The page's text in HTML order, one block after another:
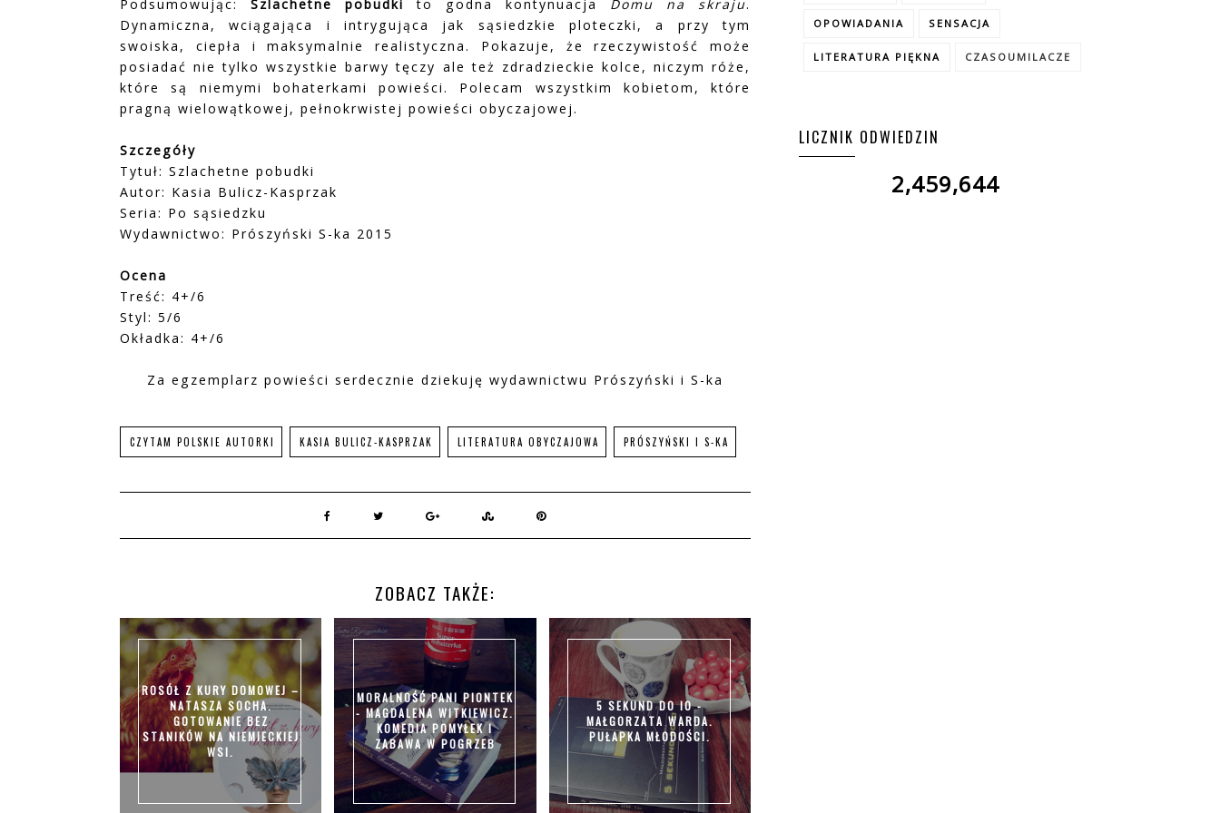
Podsumowując: Szlachetne pobudki to godna kontynuacja Domu na skraju.
Dynamiczna, wciągająca i intrygująca jak sąsiedzkie ploteczki, a przy tym
swoiska, ciepła i maksymalnie realistyczna. Pokazuje, że rzeczywistość może
posiadać nie tylko wszystkie barwy tęczy ale też zdradzieckie kolce, niczym róże,
które są niemymi bohaterkami powieści. Polecam wszystkim kobietom, które
pragną wielowątkowej, pełnokrwistej powieści obyczajowej.
Szczegóły
Tytuł: Szlachetne pobudki
Autor: Kasia Bulicz-Kasprzak
Seria: Po sąsiedzku
Wydawnictwo: Prószyński S-ka 2015
Ocena
Treść: 4+/6
Styl: 5/6
Okładka: 4+/6
Za egzemplarz powieści serdecznie dziekuję wydawnictwu Prószyński i S-ka
CZYTAM POLSKIE AUTORKI KASIA BULICZ-KASPRZAK LITERATURA OBYCZAJOWA PRÓSZYŃSKI I S-KA
ZOBACZ TAKŻE:
ROSÓŁ Z KURY DOMOWEJ –
NATASZA SOCHA.
GOTOWANIE BEZ
STANIKÓW NA NIEMIECKIEJ
WSI.
MORALNOŚĆ PANI PIONTEK
- MAGDALENA WITKIEWICZ.
KOMEDIA POMYŁEK I
ZABAWA W POGRZEB
5 SEKUND DO IO -
MAŁGORZATA WARDA.
PUŁAPKA MŁODOŚCI.
OPOWIADANIA SENSACJA
LITERATURA PIĘKNA CZASOUMILACZE
LICZNIK ODWIEDZIN
2,459,644